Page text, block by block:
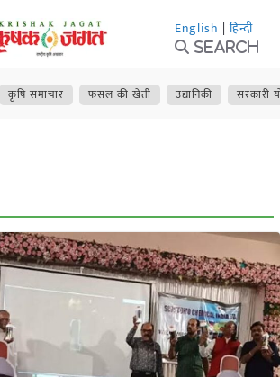
English | हिन्दी
Search
कृषि समाचार फसल की खेती उद्यानिकी सरकारी